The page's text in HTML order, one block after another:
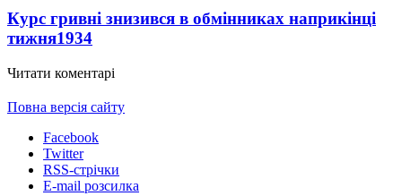
Курс гривні знизився в обмінниках наприкінці
тижня1934
Читати коментарі
Повна версія сайту
Facebook
Twitter
RSS-стрічки
E-mail розсилка